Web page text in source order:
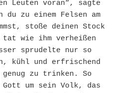
Leuten voran“, sagte
du zu einem Felsen am
stoße deinen Stock
tat wie ihm verheißen
sprudelte nur so
kühl und erfrischend
zu trinken. So
Gott um sein Volk, das